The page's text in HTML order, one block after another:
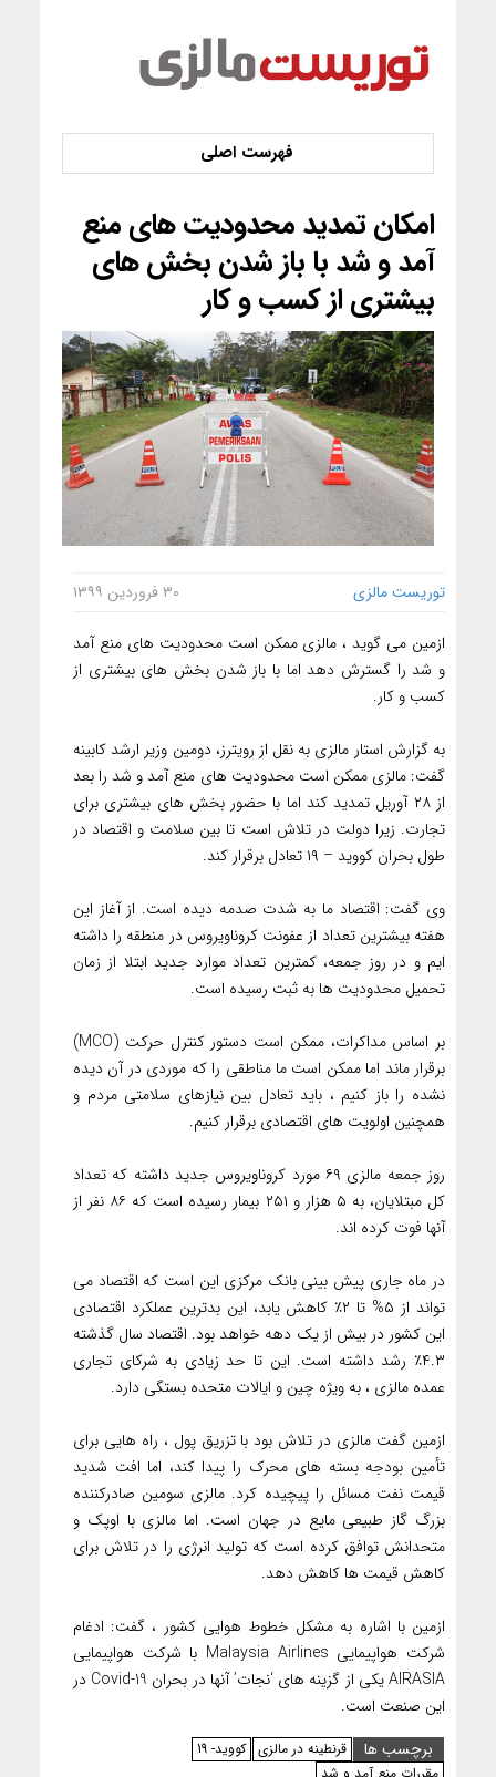
امکان تمدید محدودیت های منع
آمد و شد با باز شدن بخش های
بیشتری از کسب و کار
توریست مالزی ۳۰ فروردین ۱۳۹۹
ازمین می گوید ، مالزی ممکن است محدودیت های منع آمد
و شد را گسترش دهد اما با باز شدن بخش های بیشتری از
کسب و کار.
به گزارش استار مالزی به نقل از رویترز، دومین وزیر ارشد کابینه
گفت: مالزی ممکن است محدودیت های منع آمد و شد را بعد
از ۲۸ آوریل تمدید کند اما با حضور بخش های بیشتری برای
تجارت. زیرا دولت در تلاش است تا بین سلامت و اقتصاد در
طول بحران کووید – ۱۹ تعادل برقرار کند.
وی گفت: اقتصاد ما به شدت صدمه دیده است. از آغاز این
هفته بیشترین تعداد از عفونت کروناویروس در منطقه را داشته
ایم و در روز جمعه، کمترین تعداد موارد جدید ابتلا از زمان
تحمیل محدودیت ها به ثبت رسیده است.
بر اساس مداکرات، ممکن است دستور کنترل حرکت (MCO)
برقرار ماند اما ممکن است ما مناطقی را که موردی در آن دیده
نشده را باز کنیم ، باید تعادل بین نیازهای سلامتی مردم و
همچنین اولویت های اقتصادی برقرار کنیم.
روز جمعه مالزی ۶۹ مورد کروناویروس جدید داشته که تعداد
کل مبتلایان، به ۵ هزار و ۲۵۱ بیمار رسیده است که ۸۶ نفر از
آنها فوت کرده اند.
در ماه جاری پیش بینی بانک مرکزی این است که اقتصاد می
تواند از ۵% تا ۲٪ کاهش یابد، این بدترین عملکرد اقتصادی
این کشور در بیش از یک دهه خواهد بود. اقتصاد سال گذشته
۴.۳٪ رشد داشته است. این تا حد زیادی به شرکای تجاری
عمده مالزی ، به ویژه چین و ایالات متحده بستگی دارد.
ازمین گفت مالزی در تلاش بود با تزریق پول ، راه هایی برای
تأمین بودجه بسته های محرک را پیدا کند، اما افت شدید
قیمت نفت مسائل را پیچیده کرد. مالزی سومین صادرکننده
بزرگ گاز طبیعی مایع در جهان است. اما مالزی با اوپک و
متحدانش توافق کرده است که تولید انرژی را در تلاش برای
کاهش قیمت ها کاهش دهد.
ازمین با اشاره به مشکل خطوط هوایی کشور ، گفت: ادغام
شرکت هواپیمایی Malaysia Airlines با شرکت هواپیمایی
AIRASIA یکی از گزینه های ‘نجات’ آنها در بحران Covid-19 در
این صنعت است.
برچسب ها
قرنطینه در مالزی کووید- 19